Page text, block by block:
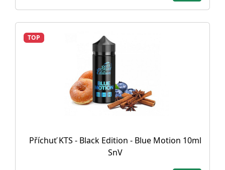
TOP
Příchuť KTS - Black Edition - Blue Motion 10ml
SnV